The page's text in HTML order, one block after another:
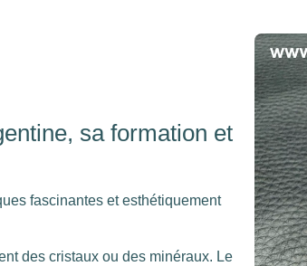
sa formation et
fascinantes et esthétiquement
des cristaux ou des minéraux. Le